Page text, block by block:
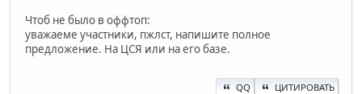
Чтоб не было в оффтоп:
уважаеме участники, пжлст, напишите полное
предложение. На ЦСЯ или на его базе.
QQ ЦИТИРОВАТЬ